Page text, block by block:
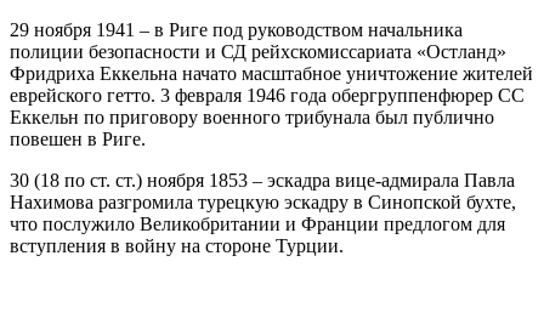
29 ноября 1941 – в Риге под руководством начальника
полиции безопасности и СД рейхскомиссариата «Остланд»
Фридриха Еккельна начато масштабное уничтожение жителей
еврейского гетто. 3 февраля 1946 года обергруппенфюрер СС
Еккельн по приговору военного трибунала был публично
повешен в Риге.
30 (18 по ст. ст.) ноября 1853 – эскадра вице-адмирала Павла
Нахимова разгромила турецкую эскадру в Синопской бухте,
что послужило Великобритании и Франции предлогом для
вступления в войну на стороне Турции.